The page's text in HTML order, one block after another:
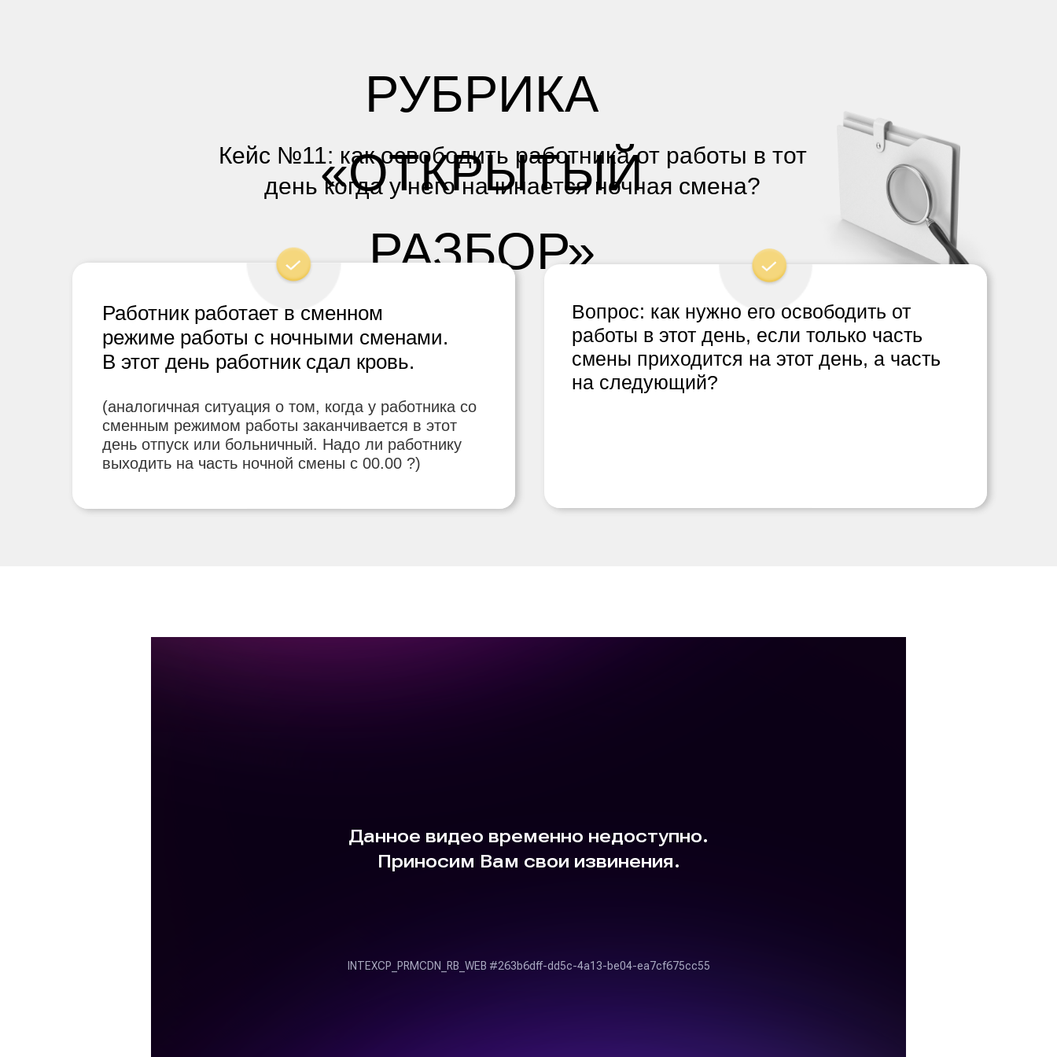
РУБРИКА
«ОТКРЫТЫЙ
РАЗБОР»
Кейс №11: как освободить работника от работы в тот
день когда у него начинается ночная смена?
Вопрос: как нужно его освободить от
работы в этот день, если только часть
смены приходится на этот день, а часть
на следующий?
(аналогичная ситуация о том, когда у работника со
сменным режимом работы заканчивается в этот
день отпуск или больничный. Надо ли работнику
выходить на часть ночной смены с 00.00 ?)
Работник работает в сменном
режиме работы с ночными сменами.
В этот день работник сдал кровь.